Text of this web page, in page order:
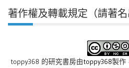
著作權及轉載規定（請著名
toppy368 的研究書房由toppy368製作